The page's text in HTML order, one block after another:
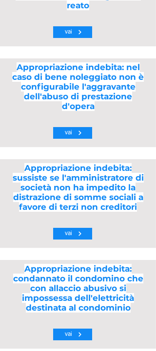
reato
vai
Appropriazione indebita: nel
caso di bene noleggiato non è
configurabile l'aggravante
dell'abuso di prestazione
d'opera
vai
Appropriazione indebita:
sussiste se l'amministratore di
società non ha impedito la
distrazione di somme sociali a
favore di terzi non creditori
vai
Appropriazione indebita:
condannato il condomino che
con allaccio abusivo si
impossessa dell'elettricità
destinata al condominio
vai